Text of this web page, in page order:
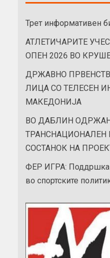
Трет информативен
АТЛЕТИЧАРИТЕ
ОПЕН 2026 ВО
ДРЖАВНО
ЛИЦА СО ТЕЛЕСЕН
МАКЕДОНИЈА
ВО ДАБЛИН
ТРАНСНАЦИОНАЛЕН
СОСТАНОК НА
ФЕР ИГРА: Поддршка
во спортските